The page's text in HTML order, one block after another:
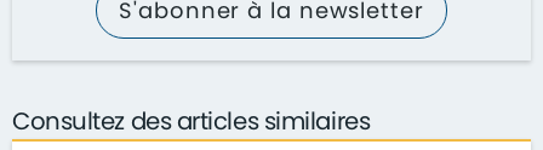
S'abonner à la newsletter
Consultez des articles similaires